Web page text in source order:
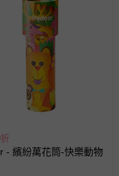
- 繽紛萬花筒-快樂動物